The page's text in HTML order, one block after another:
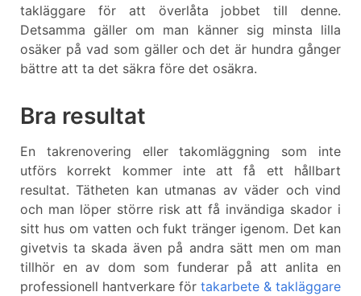
takläggare för att överlåta jobbet till denne.
Detsamma gäller om man känner sig minsta lilla
osäker på vad som gäller och det är hundra gånger
bättre att ta det säkra före det osäkra.
Bra resultat
En takrenovering eller takomläggning som inte
utförs korrekt kommer inte att få ett hållbart
resultat. Tätheten kan utmanas av väder och vind
och man löper större risk att få invändiga skador i
sitt hus om vatten och fukt tränger igenom. Det kan
givetvis ta skada även på andra sätt men om man
tillhör en av dom som funderar på att anlita en
professionell hantverkare för takarbete & takläggare